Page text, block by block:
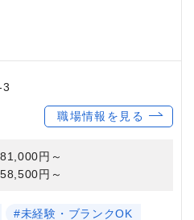
3
職場情報を見る
円～
円～
#未経験・ブランクOK